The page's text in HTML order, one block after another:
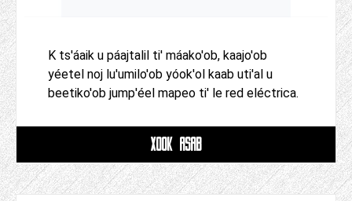
K ts'áaik u páajtalil ti' máako'ob, kaajo'ob
yéetel noj lu'umilo'ob yóok'ol kaab uti'al u
beetiko'ob jump'éel mapeo ti' le red eléctrica.
XOOK ASAB